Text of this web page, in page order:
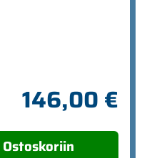
146,00 €
Ostoskoriin